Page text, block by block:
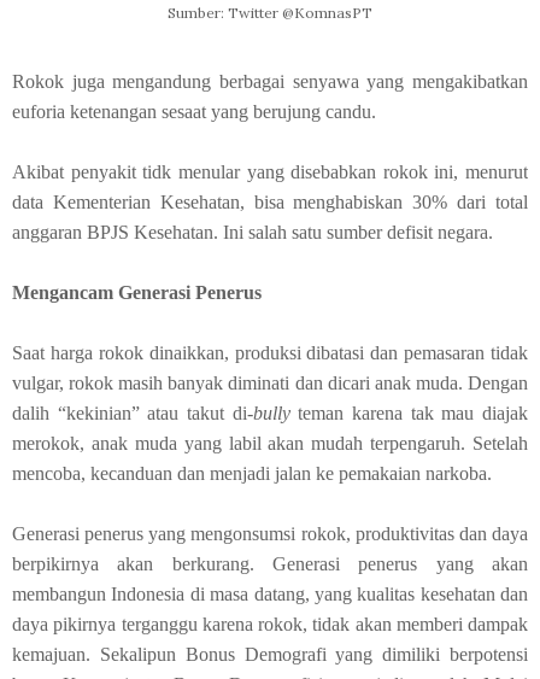
Sumber: Twitter @KomnasPT
Rokok juga mengandung berbagai senyawa yang mengakibatkan
euforia ketenangan sesaat yang berujung candu.
Akibat penyakit tidk menular yang disebabkan rokok ini, menurut
data Kementerian Kesehatan, bisa menghabiskan 30% dari total
anggaran BPJS Kesehatan. Ini salah satu sumber defisit negara.
Mengancam Generasi Penerus
Saat harga rokok dinaikkan, produksi dibatasi dan pemasaran tidak
vulgar, rokok masih banyak diminati dan dicari anak muda. Dengan
dalih “kekinian” atau takut di-bullyteman karena tak mau diajak
merokok, anak muda yang labil akan mudah terpengaruh. Setelah
mencoba, kecanduan dan menjadi jalan ke pemakaian narkoba.
Generasi penerus yang mengonsumsi rokok, produktivitas dan daya
berpikirnya akan berkurang. Generasi penerus yang akan
membangun Indonesia di masa datang, yang kualitas kesehatan dan
daya pikirnya terganggu karena rokok, tidak akan memberi dampak
kemajuan. Sekalipun Bonus Demografi yang dimiliki berpotensi